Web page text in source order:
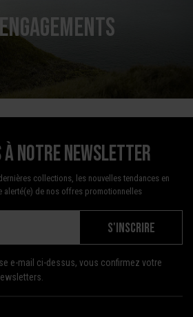
à notre newsletter
collections, les nouvelles tendances en
alerté(e) de nos offres promotionnelles
S'INSCRIRE
e-mail ci-dessus, vous confirmez votre